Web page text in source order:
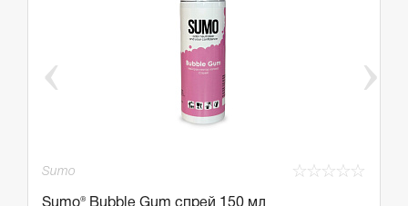
Sumo ☆
☆
☆
☆
☆
Sumo® Bubble Gum спрей 150 мл